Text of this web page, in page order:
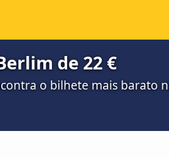
de 22 €
o bilhete mais barato